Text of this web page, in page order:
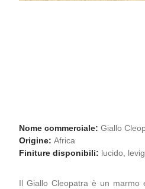
Nome commerciale:Giallo
Origine:Africa
Finiture disponibili: lucido,
Il Giallo Cleopatra è un marmo